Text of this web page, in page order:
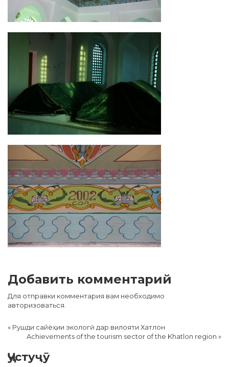
Добавить комментарий
Для отправки комментария вам необходимо
авторизоваться
« Рушди сайëҳии экологӣ дар вилояти Хатлон
Achievements of the tourism sector of the Khatlon region »
Ҷустуҷӯ